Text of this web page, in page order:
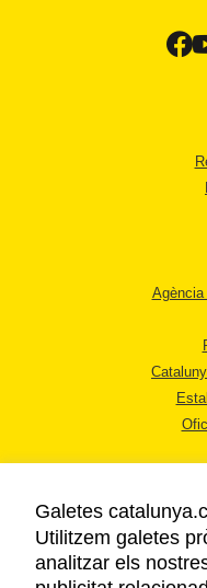
Agència
Galetes
Utilitzem galetes
analitzar els